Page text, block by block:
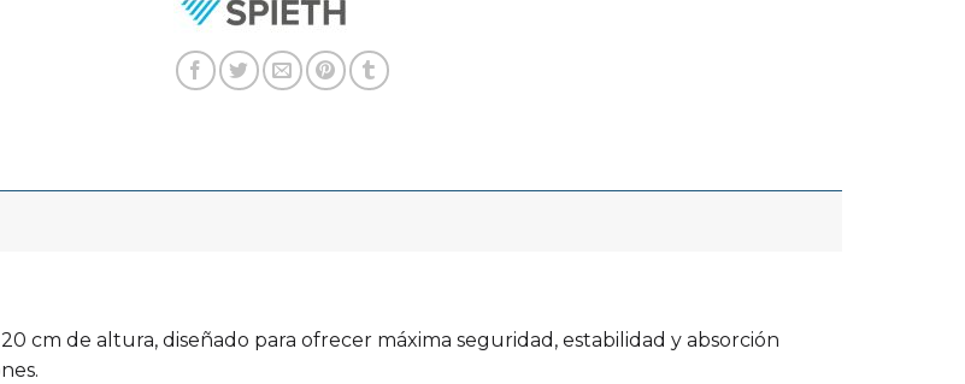
cm de altura, diseñado para ofrecer máxima seguridad, estabilidad y absorción